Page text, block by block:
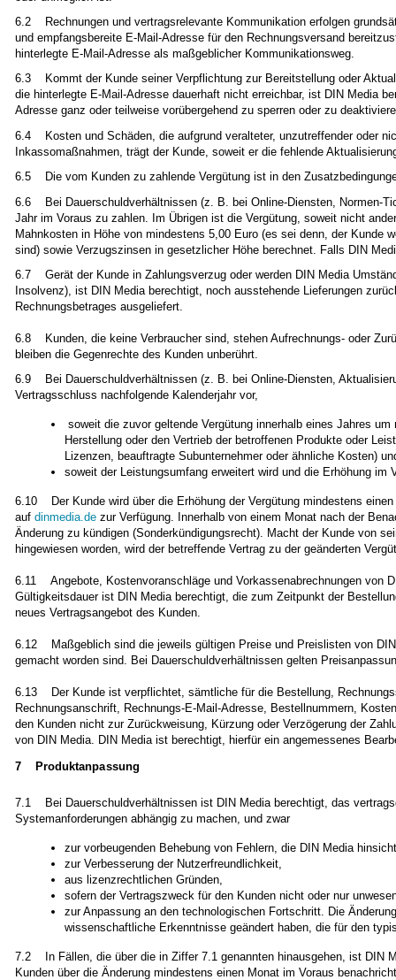
6.2 Rechnungen und vertragsrelevante Kommunikation erfolgen
und empfangsbereite E-Mail-Adresse für den Rechnungsversand
hinterlegte E-Mail-Adresse als maßgeblicher Kommunikationsweg.
6.3 Kommt der Kunde seiner Verpflichtung zur Bereitstellung oder
die hinterlegte E-Mail-Adresse dauerhaft nicht erreichbar, ist DIN Media
Adresse ganz oder teilweise vorübergehend zu sperren oder zu
6.4 Kosten und Schäden, die aufgrund veralteter, unzutreffender oder
Inkassomaßnahmen, trägt der Kunde, soweit er die fehlende
6.5 Die vom Kunden zu zahlende Vergütung ist in den
6.6 Bei Dauerschuldverhältnissen (z. B. bei Online-Diensten, Normen-
Jahr im Voraus zu zahlen. Im Übrigen ist die Vergütung, soweit nicht
Mahnkosten in Höhe von mindestens 5,00 Euro (es sei denn, der Kunde
sind) sowie Verzugszinsen in gesetzlicher Höhe berechnet. Falls DIN
6.7 Gerät der Kunde in Zahlungsverzug oder werden DIN Media
Insolvenz), ist DIN Media berechtigt, noch ausstehende Lieferungen
Rechnungsbetrages ausgeliefert.
6.8 Kunden, die keine Verbraucher sind, stehen Aufrechnungs- oder
bleiben die Gegenrechte des Kunden unberührt.
6.9 Bei Dauerschuldverhältnissen (z. B. bei Online-Diensten,
Vertragsschluss nachfolgende Kalenderjahr vor,
soweit die zuvor geltende Vergütung innerhalb eines Jahres
Herstellung oder den Vertrieb der betroffenen Produkte oder
Lizenzen, beauftragte Subunternehmer oder ähnliche Kosten)
soweit der Leistungsumfang erweitert wird und die Erhöhung
6.10 Der Kunde wird über die Erhöhung der Vergütung mindestens
auf dinmedia.de zur Verfügung. Innerhalb von einem Monat nach der
Änderung zu kündigen (Sonderkündigungsrecht). Macht der Kunde von
hingewiesen worden, wird der betreffende Vertrag zu der geänderten
6.11 Angebote, Kostenvoranschläge und Vorkassenabrechnungen von
Gültigkeitsdauer ist DIN Media berechtigt, die zum Zeitpunkt der
neues Vertragsangebot des Kunden.
6.12 Maßgeblich sind die jeweils gültigen Preise und Preislisten von
gemacht worden sind. Bei Dauerschuldverhältnissen gelten
6.13 Der Kunde ist verpflichtet, sämtliche für die Bestellung,
Rechnungsanschrift, Rechnungs-E-Mail-Adresse, Bestellnummern,
den Kunden nicht zur Zurückweisung, Kürzung oder Verzögerung der
von DIN Media. DIN Media ist berechtigt, hierfür ein angemessenes
7 Produktanpassung
7.1 Bei Dauerschuldverhältnissen ist DIN Media berechtigt, das
Systemanforderungen abhängig zu machen, und zwar
zur vorbeugenden Behebung von Fehlern, die DIN Media
zur Verbesserung der Nutzerfreundlichkeit,
aus lizenzrechtlichen Gründen,
sofern der Vertragszweck für den Kunden nicht oder nur
zur Anpassung an den technologischen Fortschritt. Die
wissenschaftliche Erkenntnisse geändert haben, die für den
7.2 In Fällen, die über die in Ziffer 7.1 genannten hinausgehen, ist DIN
Kunden über die Änderung mindestens einen Monat im Voraus